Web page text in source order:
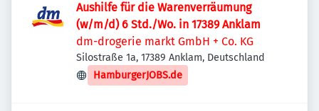
Aushilfe für die Warenverräumung
(w/m/d) 6 Std./Wo. in 17389 Anklam
dm-drogerie markt GmbH + Co. KG
Silostraße 1a, 17389 Anklam, Deutschland
HamburgerJOBS.de